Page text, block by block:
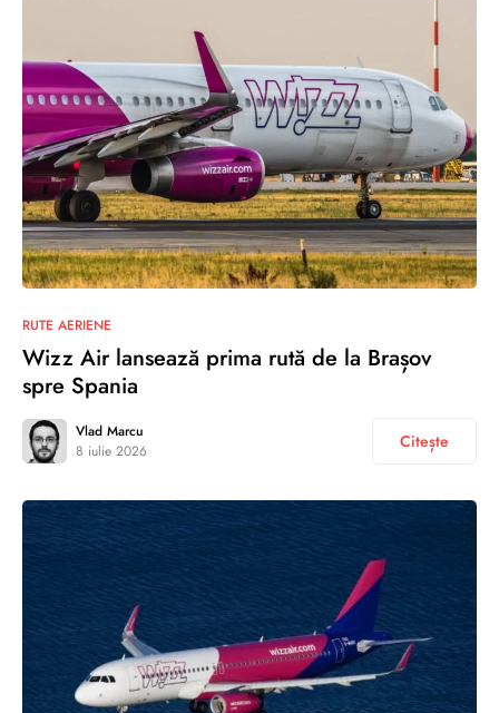
RUTE AERIENE
Wizz Air lansează prima rută de la Brașov
spre Spania
Vlad Marcu
8 iulie 2026
Citește